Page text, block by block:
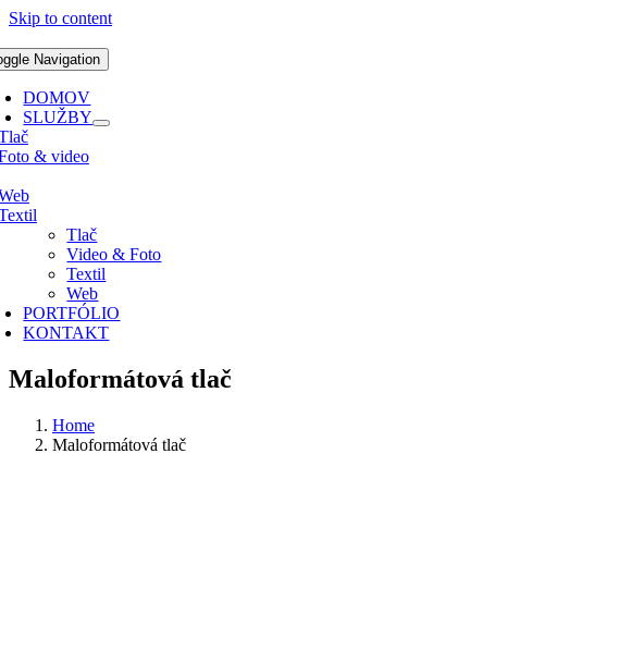
Skip to content
Navigation
DOMOV
SLUŽBY
& video
Tlač
Video & Foto
Textil
Web
PORTFÓLIO
KONTAKT
Maloformátová tlač
Home
Maloformátová tlač